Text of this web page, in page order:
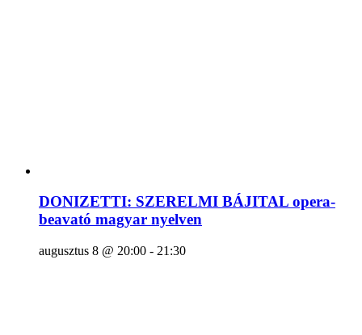
DONIZETTI: SZERELMI BÁJITAL opera-
beavató magyar nyelven
augusztus 8 @ 20:00 - 21:30